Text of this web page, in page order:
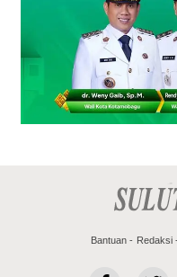
Bantuan Redaksi